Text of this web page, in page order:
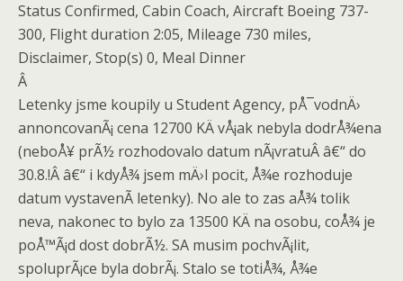
Status Confirmed, Cabin Coach, Aircraft Boeing 737-
300, Flight duration 2:05, Mileage 730 miles,
Disclaimer, Stop(s) 0, Meal Dinner
Â
Letenky jsme koupily u Student Agency, pÅ¯vodnÄ›
annoncovanÃ¡ cena 12700 KÄ vÅ¡ak nebyla dodrÅ¾ena
(neboÅ¥ prÃ½ rozhodovalo datum nÃ¡vratuÂ â€“ do
30.8.!Â â€“ i kdyÅ¾ jsem mÄ›l pocit, Å¾e rozhoduje
datum vystavenÃ­ letenky). No ale to zas aÅ¾ tolik
neva, nakonec to bylo za 13500 KÄ na osobu, coÅ¾ je
poÅ™Ã¡d dost dobrÃ½. SA musim pochvÃ¡lit,
spoluprÃ¡ce byla dobrÃ¡. Stalo se totiÅ¾, Å¾e